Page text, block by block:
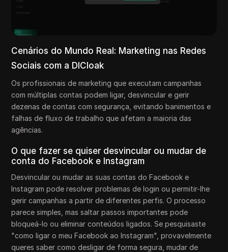
Cenários do Mundo Real: Marketing nas Redes
Sociais com a DICloak
Os profissionais de marketing que executam campanhas
com múltiplas contas podem ligar, desvincular e gerir
dezenas de contas com segurança, evitando banimentos e
falhas de fluxo de trabalho que afetam a maioria das
agências.
O que fazer se quiser desvincular ou mudar de
conta do Facebook e Instagram
Desvincular ou mudar as suas contas do Facebook e
Instagram pode resolver problemas de login ou permitir-lhe
gerir campanhas a partir de diferentes perfis. O processo
parece simples, mas saltar passos importantes pode
bloqueá-lo ou eliminar conteúdos ligados. Se pesquisaste
"como ligar o meu Facebook ao Instagram", provavelmente
queres saber como desligar de forma segura, mudar de